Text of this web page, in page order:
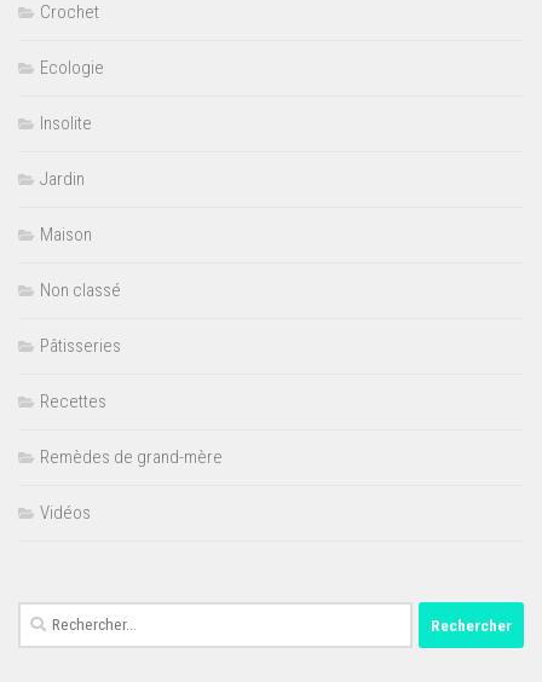
Crochet
Ecologie
Insolite
Jardin
Maison
Non classé
Pâtisseries
Recettes
Remèdes de grand-mère
Vidéos
Rechercher :